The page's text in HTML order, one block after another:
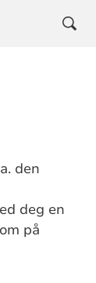
den
deg en
på